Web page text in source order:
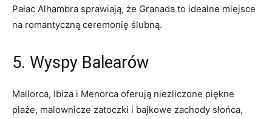
Pałac Alhambra sprawiają, że Granada ⁣to idealne ‍miejsce
na romantyczną ceremonię ‍ślubną.
5. Wyspy Balearów
Mallorca, ​Ibiza i Menorca oferują niezliczone piękne
plaże, malownicze zatoczki i bajkowe zachody‍ słońca,